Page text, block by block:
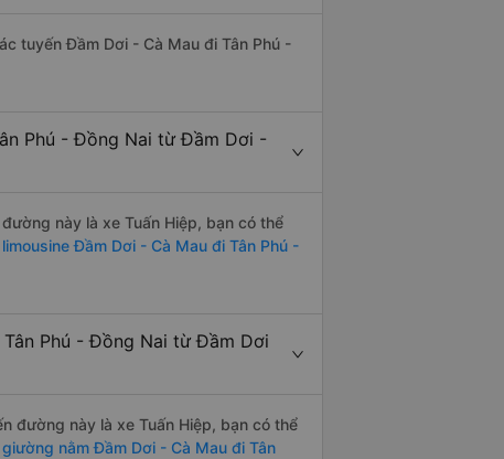
tuyến Đầm Dơi - Cà Mau đi Tân Phú -
Phú - Đồng Nai từ Đầm Dơi -
này là xe Tuấn Hiệp, bạn có thể
limousine Đầm Dơi - Cà Mau đi Tân Phú -
Phú - Đồng Nai từ Đầm Dơi
đường này là xe Tuấn Hiệp, bạn có thể
giường nằm Đầm Dơi - Cà Mau đi Tân